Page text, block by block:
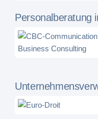
Personalberatung